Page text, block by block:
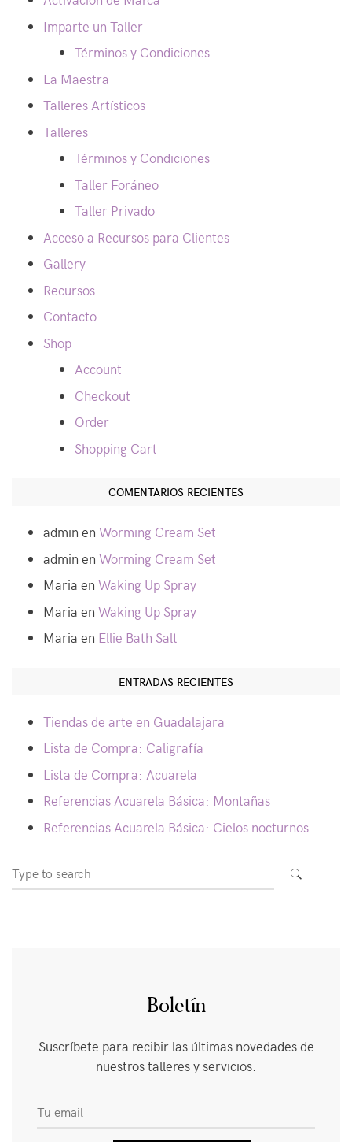
Imparte un Taller
Términos y Condiciones
La Maestra
Talleres Artísticos
Talleres
Términos y Condiciones
Taller Foráneo
Taller Privado
Acceso a Recursos para Clientes
Gallery
Recursos
Contacto
Shop
Account
Checkout
Order
Shopping Cart
COMENTARIOS RECIENTES
admin en Worming Cream Set
admin en Worming Cream Set
Maria en Waking Up Spray
Maria en Waking Up Spray
Maria en Ellie Bath Salt
ENTRADAS RECIENTES
Tiendas de arte en Guadalajara
Lista de Compra: Caligrafía
Lista de Compra: Acuarela
Referencias Acuarela Básica: Montañas
Referencias Acuarela Básica: Cielos nocturnos
Search
for:
SEARCH
Boletín
Suscríbete para recibir las últimas novedades de
nuestros talleres y servicios.